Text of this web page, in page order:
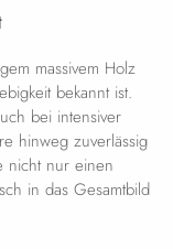
massivem Holz
bekannt ist.
bei intensiver
hinweg zuverlässig
nicht nur einen
in das Gesamtbild